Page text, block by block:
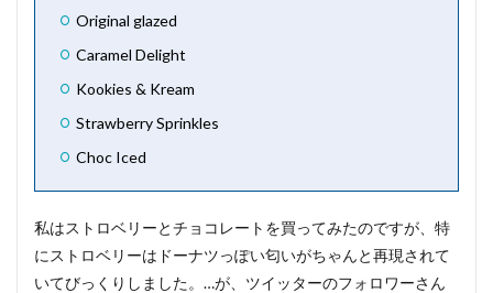
Original glazed
Caramel Delight
Kookies & Kream
Strawberry Sprinkles
Choc Iced
私はストロベリーとチョコレートを買ってみたのですが、特
にストロベリーはドーナツっぽい匂いがちゃんと再現されて
いてびっくりしました。…が、ツイッターのフォロワーさん